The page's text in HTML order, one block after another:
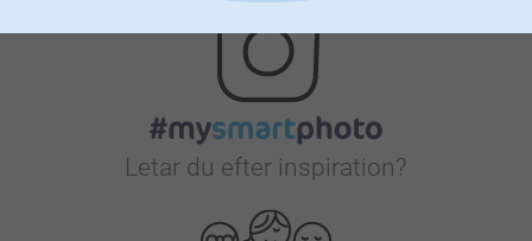
Letar du efter inspiration?